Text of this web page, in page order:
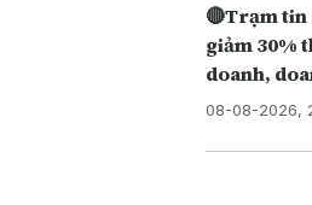
🔴Trạm tin
giảm 30%
doanh,
08-08-2026,